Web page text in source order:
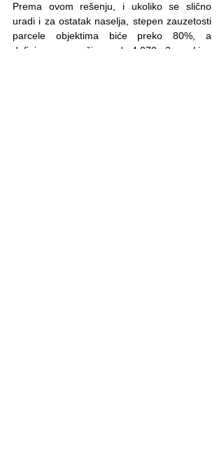
Prema ovom rešenju, i ukoliko se slično
uradi i za ostatak naselja, stepen zauzetosti
parcele objektima biće preko 80%, a
definisana površina od 4.070m2 parking